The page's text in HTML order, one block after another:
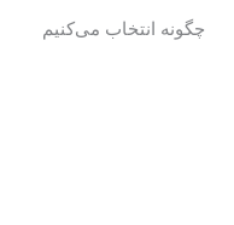
چگونه انتخاب می‌کنیم